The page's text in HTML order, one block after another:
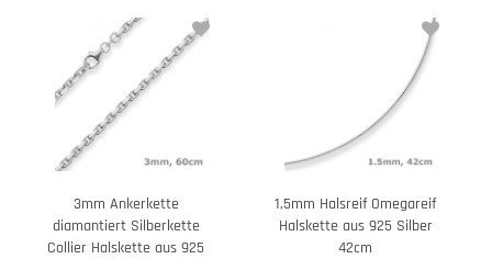
3mm Ankerkette
diamantiert Silberkette
Collier Halskette aus 925
1,5mm Halsreif Omegareif
Halskette aus 925 Silber
42cm